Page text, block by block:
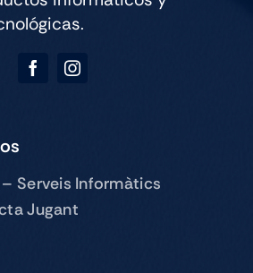
Serveis Informàtics
Jugant